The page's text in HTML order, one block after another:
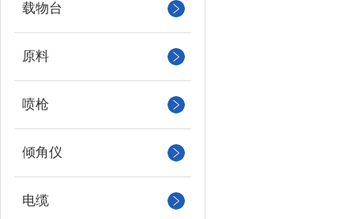
载物台
原料
喷枪
倾角仪
电缆